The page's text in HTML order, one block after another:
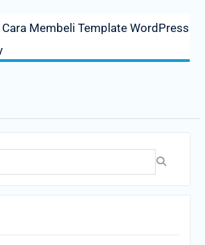
post:
Cara Membeli Template WordPress